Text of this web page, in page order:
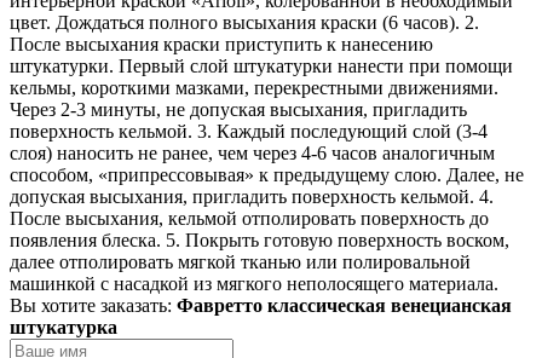
цвет. Дождаться полного высыхания краски (6 часов). 2.
После высыхания краски приступить к нанесению
штукатурки. Первый слой штукатурки нанести при помощи
кельмы, короткими мазками, перекрестными движениями.
Через 2-3 минуты, не допуская высыхания, пригладить
поверхность кельмой. 3. Каждый последующий слой (3-4
слоя) наносить не ранее, чем через 4-6 часов аналогичным
способом, «припрессовывая» к предыдущему слою. Далее, не
допуская высыхания, пригладить поверхность кельмой. 4.
После высыхания, кельмой отполировать поверхность до
появления блеска. 5. Покрыть готовую поверхность воском,
далее отполировать мягкой тканью или полировальной
машинкой с насадкой из мягкого неполосящего материала.
Вы хотите заказать: Фавретто классическая венецианская
штукатурка